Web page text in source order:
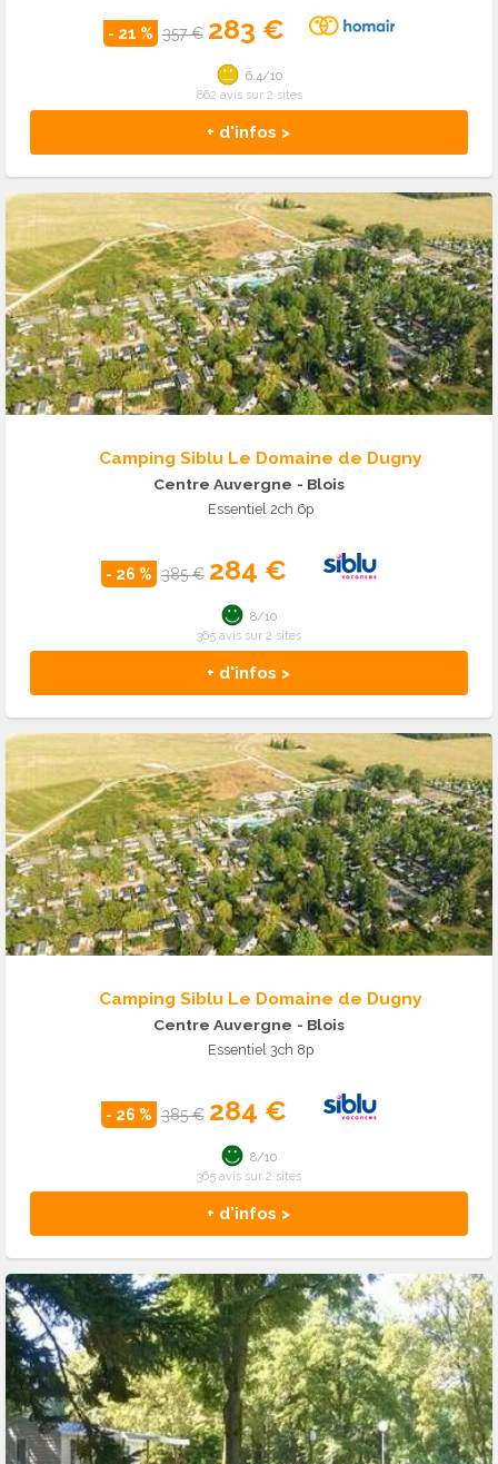
- 21 % 357 € 283 €
+ d'infos >
6.4/10
862 avis sur 2 sites
Camping Siblu Le Domaine de Dugny
Centre Auvergne - Blois
Essentiel 2ch 6p
- 26 % 385 € 284 €
+ d'infos >
8/10
365 avis sur 2 sites
Camping Siblu Le Domaine de Dugny
Centre Auvergne - Blois
Essentiel 3ch 8p
- 26 % 385 € 284 €
+ d'infos >
8/10
365 avis sur 2 sites